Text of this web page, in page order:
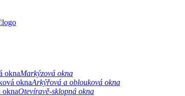
Markýzová okna
Arkýřová a oblouková okna
Otevíravě-sklopná okna